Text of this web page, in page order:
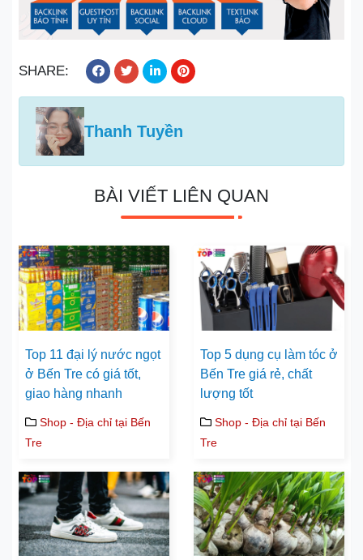
SHARE:
Thanh Tuyền
BÀI VIẾT LIÊN QUAN
Top 11 đại lý nước ngọt
ở Bến Tre có giá tốt,
giao hàng nhanh
Shop - Địa chỉ tại Bến
Tre
Top 5 dụng cụ làm tóc ở
Bến Tre giá rẻ, chất
lượng tốt
Shop - Địa chỉ tại Bến
Tre